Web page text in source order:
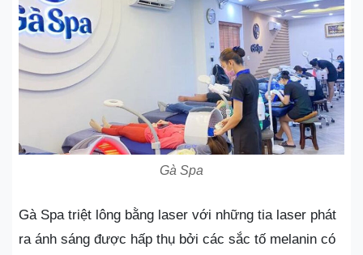
Gà Spa
Gà Spa triệt lông bằng laser với những tia laser phát
ra ánh sáng được hấp thụ bởi các sắc tố melanin có